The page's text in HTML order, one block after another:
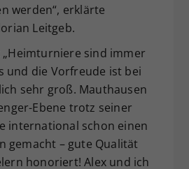
werden“, erklärte
Leitgeb.
sind immer
und die Vorfreude ist bei
sehr groß. Mauthausen
Ebene trotz seiner
international schon einen
gemacht – gute Qualität
honoriert! Alex und ich